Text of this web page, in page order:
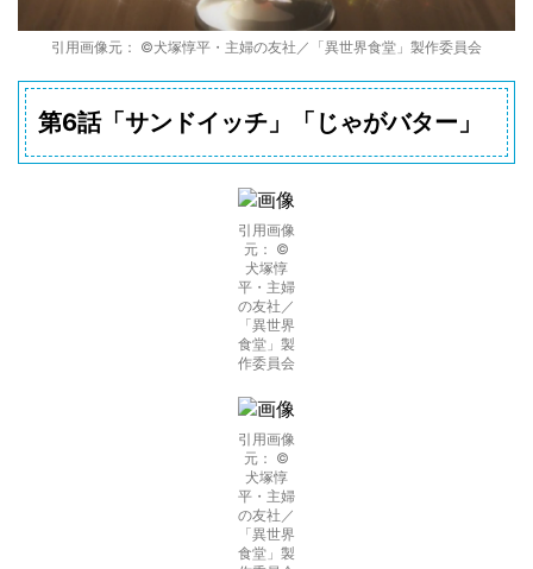
引用画像元： ©犬塚惇平・主婦の友社／「異世界食堂」製作委員会
第6話「サンドイッチ」「じゃがバター」
引用画像
元： ©
犬塚惇
平・主婦
の友社／
「異世界
食堂」製
作委員会
引用画像
元： ©
犬塚惇
平・主婦
の友社／
「異世界
食堂」製